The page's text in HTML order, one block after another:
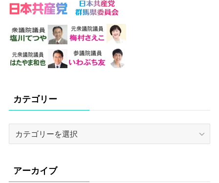
カテゴリー
リ
ー
アーカイブ